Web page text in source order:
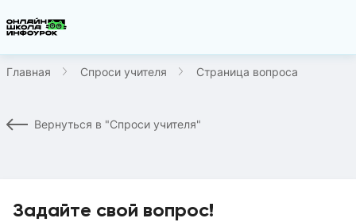
Главная Спроси учителя Страница вопроса
Вернуться в "Спроси учителя"
Задайте свой вопрос!